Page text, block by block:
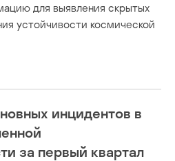
для выявления скрытых
устойчивости космической
инцидентов в
за первый квартал